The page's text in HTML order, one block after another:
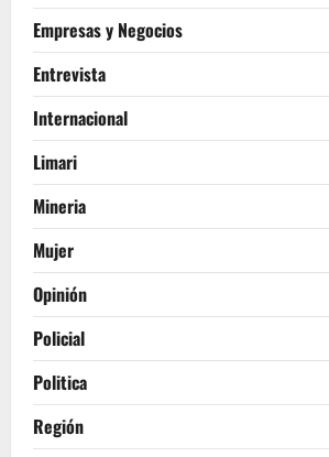
Empresas y Negocios
Entrevista
Internacional
Limari
Mineria
Mujer
Opinión
Policial
Politica
Región